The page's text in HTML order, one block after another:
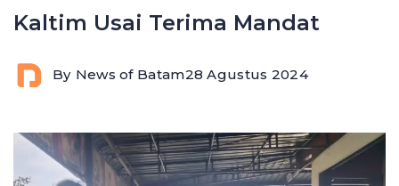
Kaltim Usai Terima Mandat
By News of Batam28 Agustus 2024